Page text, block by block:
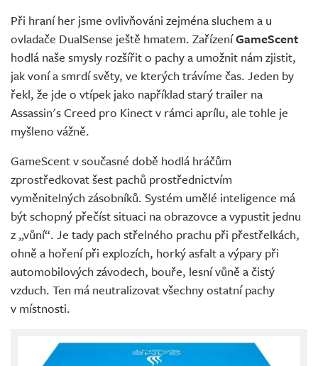
Živě
Při hraní her jsme ovlivňováni zejména sluchem a u
ovladače DualSense ještě hmatem. ZařízeníGameScent
hodlá naše smysly rozšířit o pachy a umožnit nám zjistit,
jak voní a smrdí světy, ve kterých trávíme čas. Jeden by
řekl, že jde o vtípek jako například starý trailer na
Assassin's Creed pro Kinect v rámci aprílu, ale tohle je
myšleno vážně.
GameScent v současné době hodlá hráčům
zprostředkovat šest pachů prostřednictvím
vyměnitelných zásobníků. Systém umělé inteligence má
být schopný přečíst situaci na obrazovce a vypustit jednu
z „vůní“. Je tady pach střelného prachu při přestřelkách,
ohně a hoření při explozích, horký asfalt a výpary při
automobilových závodech, bouře, lesní vůně a čistý
vzduch. Ten má neutralizovat všechny ostatní pachy
v místnosti.